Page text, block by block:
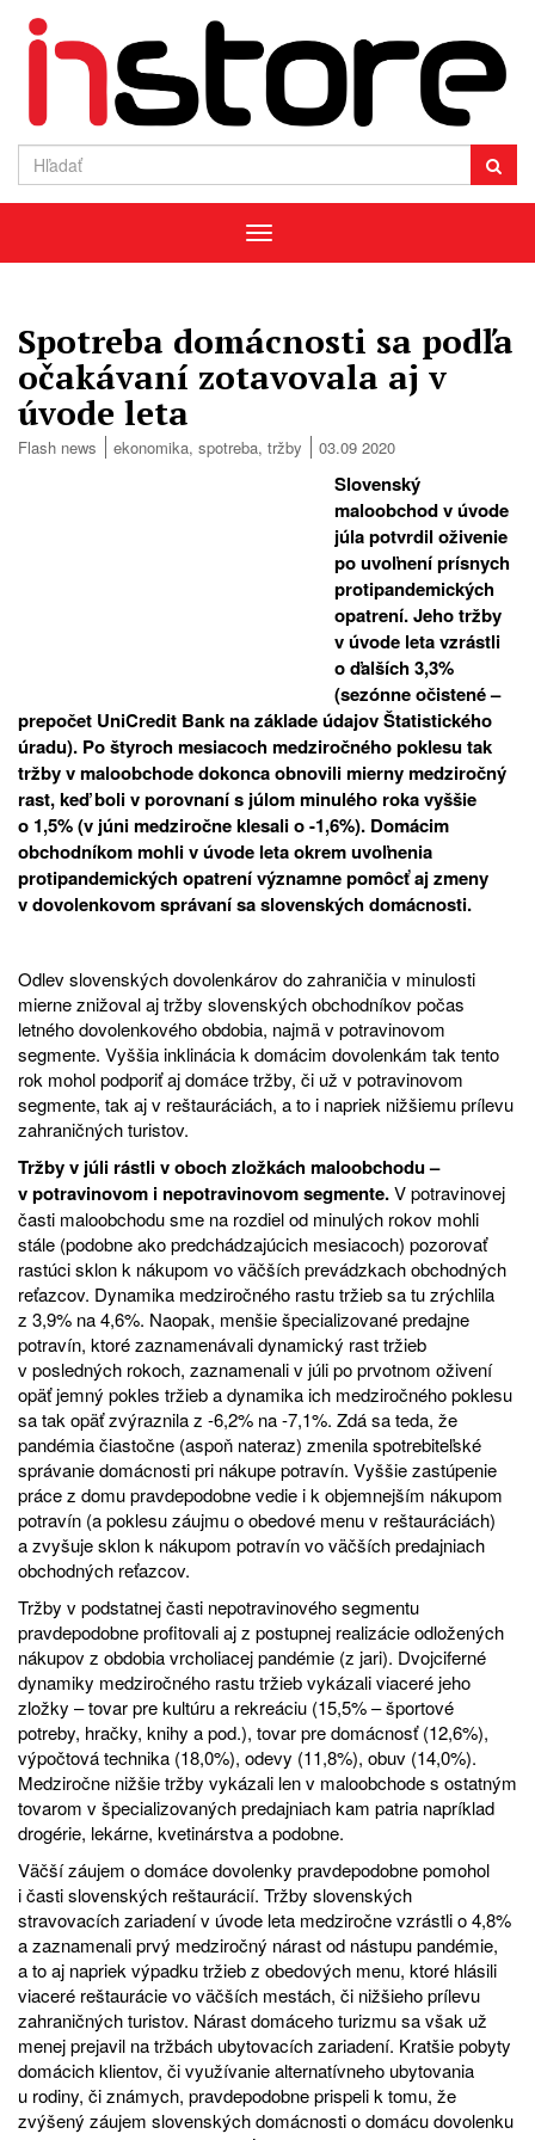
Menu
Spotreba domácnosti sa podľa
očakávaní zotavovala aj v
úvode leta
Flash news ekonomika, spotreba, tržby 03.09 2020
Slovenský
maloobchod v úvode
júla potvrdil oživenie
po uvoľnení prísnych
protipandemických
opatrení. Jeho tržby
v úvode leta vzrástli
o ďalších 3,3%
(sezónne očistené –
prepočet UniCredit Bank na základe údajov Štatistického
úradu). Po štyroch mesiacoch medziročného poklesu tak
tržby v maloobchode dokonca obnovili mierny medziročný
rast, keď boli v porovnaní s júlom minulého roka vyššie
o 1,5% (v júni medziročne klesali o -1,6%). Domácim
obchodníkom mohli v úvode leta okrem uvoľnenia
protipandemických opatrení významne pomôcť aj zmeny
v dovolenkovom správaní sa slovenských domácnosti.
Odlev slovenských dovolenkárov do zahraničia v minulosti
mierne znižoval aj tržby slovenských obchodníkov počas
letného dovolenkového obdobia, najmä v potravinovom
segmente. Vyššia inklinácia k domácim dovolenkám tak tento
rok mohol podporiť aj domáce tržby, či už v potravinovom
segmente, tak aj v reštauráciách, a to i napriek nižšiemu prílevu
zahraničných turistov.
Tržby v júli rástli v oboch zložkách maloobchodu –
v potravinovom i nepotravinovom segmente.V potravinovej
časti maloobchodu sme na rozdiel od minulých rokov mohli
stále (podobne ako predchádzajúcich mesiacoch) pozorovať
rastúci sklon k nákupom vo väčších prevádzkach obchodných
reťazcov. Dynamika medziročného rastu tržieb sa tu zrýchlila
z 3,9% na 4,6%. Naopak, menšie špecializované predajne
potravín, ktoré zaznamenávali dynamický rast tržieb
v posledných rokoch, zaznamenali v júli po prvotnom oživení
opäť jemný pokles tržieb a dynamika ich medziročného poklesu
sa tak opäť zvýraznila z -6,2% na -7,1%. Zdá sa teda, že
pandémia čiastočne (aspoň nateraz) zmenila spotrebiteľské
správanie domácnosti pri nákupe potravín. Vyššie zastúpenie
práce z domu pravdepodobne vedie i k objemnejším nákupom
potravín (a poklesu záujmu o obedové menu v reštauráciách)
a zvyšuje sklon k nákupom potravín vo väčších predajniach
obchodných reťazcov.
Tržby v podstatnej časti nepotravinového segmentu
pravdepodobne profitovali aj z postupnej realizácie odložených
nákupov z obdobia vrcholiacej pandémie (z jari). Dvojciferné
dynamiky medziročného rastu tržieb vykázali viaceré jeho
zložky – tovar pre kultúru a rekreáciu (15,5% – športové
potreby, hračky, knihy a pod.), tovar pre domácnosť (12,6%),
výpočtová technika (18,0%), odevy (11,8%), obuv (14,0%).
Medziročne nižšie tržby vykázali len v maloobchode s ostatným
tovarom v špecializovaných predajniach kam patria napríklad
drogérie, lekárne, kvetinárstva a podobne.
Väčší záujem o domáce dovolenky pravdepodobne pomohol
i časti slovenských reštaurácií. Tržby slovenských
stravovacích zariadení v úvode leta medziročne vzrástli o 4,8%
a zaznamenali prvý medziročný nárast od nástupu pandémie,
a to aj napriek výpadku tržieb z obedových menu, ktoré hlásili
viaceré reštaurácie vo väčších mestách, či nižšieho prílevu
zahraničných turistov. Nárast domáceho turizmu sa však už
menej prejavil na tržbách ubytovacích zariadení. Kratšie pobyty
domácich klientov, či využívanie alternatívneho ubytovania
u rodiny, či známych, pravdepodobne prispeli k tomu, že
zvýšený záujem slovenských domácnosti o domácu dovolenku